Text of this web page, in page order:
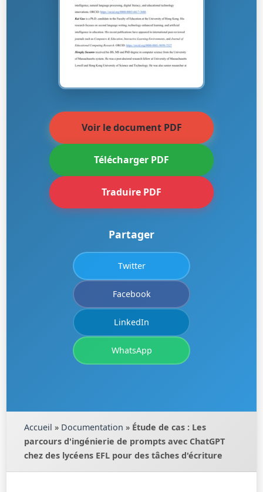
Voir le document PDF
Télécharger PDF
Traduire PDF
Partager
Twitter
Facebook
LinkedIn
WhatsApp
Accueil » Documentation » Étude de cas : Les
parcours d'ingénierie de prompts avec ChatGPT
chez des lycéens EFL pour des tâches d'écriture